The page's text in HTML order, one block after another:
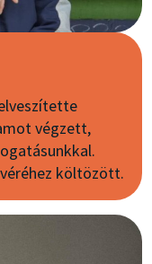
végzett,
költözött.